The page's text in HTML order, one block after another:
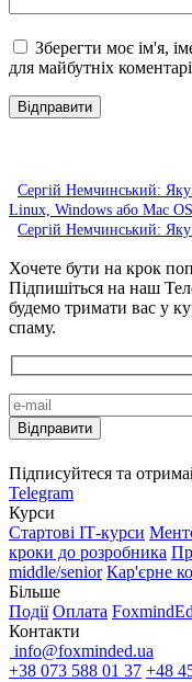
Зберегти моє ім'я,
для майбутніх
Сергій Немчинський: Яку
Linux, Windows або Mac OS
Сергій Немчинський:
Хочете бути на крок
Підпишіться на наш
будемо тримати вас у
спаму.
Підписуйтеся та
Telegram
Курси
Стартові IТ-курси
кроки до розробника
middle/senior Кар'єрне
Більше
Події Оплата
Контакти
info@foxminded.ua
+38 073 588 01 37 +48